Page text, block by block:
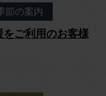
節の案内
ご利用のお客様